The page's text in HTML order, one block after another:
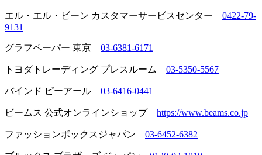
エル・エル・ビーン カスタマーサービスセンター 0422-79-
9131
グラフペーパー 東京 03-6381-6171
トヨダトレーディング プレスルーム 03-5350-5567
バインド ピーアール 03-6416-0441
ビームス 公式オンラインショップ https://www.beams.co.jp
ファッションボックスジャパン 03-6452-6382